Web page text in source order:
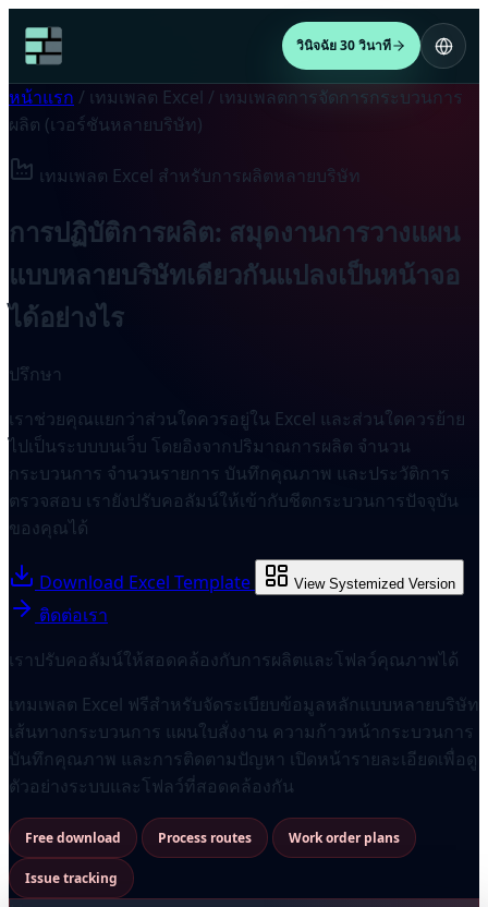
วินิจฉัย 30 วินาที
หน้าแรก / เทมเพลต Excel / เทมเพลตการจัดการกระบวนการ
ผลิต (เวอร์ชันหลายบริษัท)
เทมเพลต Excel สำหรับการผลิตหลายบริษัท
การปฏิบัติการผลิต: สมุดงานการวางแผน
แบบหลายบริษัทเดียวกันแปลงเป็นหน้าจอ
ได้อย่างไร
ปรึกษา
เราช่วยคุณแยกว่าส่วนใดควรอยู่ใน Excel และส่วนใดควรย้าย
ไปเป็นระบบบนเว็บ โดยอิงจากปริมาณการผลิต จำนวน
กระบวนการ จำนวนรายการ บันทึกคุณภาพ และประวัติการ
ตรวจสอบ เรายังปรับคอลัมน์ให้เข้ากับชีตกระบวนการปัจจุบัน
ของคุณได้
Download Excel Template View Systemized Version
ติดต่อเรา
เราปรับคอลัมน์ให้สอดคล้องกับการผลิตและโฟลว์คุณภาพได้
เทมเพลต Excel ฟรีสำหรับจัดระเบียบข้อมูลหลักแบบหลายบริษัท
เส้นทางกระบวนการ แผนใบสั่งงาน ความก้าวหน้ากระบวนการ
บันทึกคุณภาพ และการติดตามปัญหา เปิดหน้ารายละเอียดเพื่อดู
ตัวอย่างระบบและโฟลว์ที่สอดคล้องกัน
Free download Process routes Work order plans
Issue tracking